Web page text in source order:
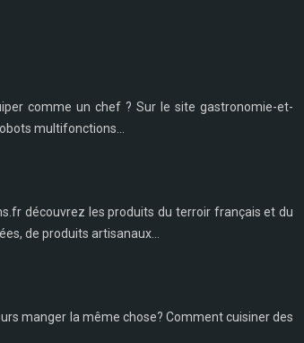
comme un chef ? Sur le site gastronomie-et-
multifonctions...
découvrez les produits du terroir français et du
de produits artisanaux...
manger la même chose? Comment cuisiner des